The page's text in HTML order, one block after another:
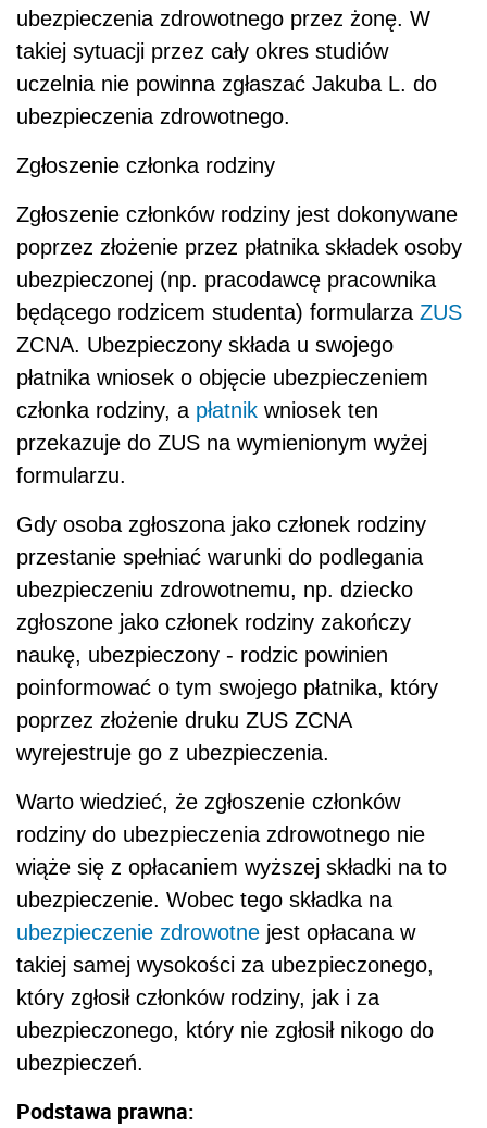
ubezpieczenia zdrowotnego przez żonę. W
takiej sytuacji przez cały okres studiów
uczelnia nie powinna zgłaszać Jakuba L. do
ubezpieczenia zdrowotnego.
Zgłoszenie członka rodziny
Zgłoszenie członków rodziny jest dokonywane
poprzez złożenie przez płatnika składek osoby
ubezpieczonej (np. pracodawcę pracownika
będącego rodzicem studenta) formularza ZUS
ZCNA. Ubezpieczony składa u swojego
płatnika wniosek o objęcie ubezpieczeniem
członka rodziny, a płatnik wniosek ten
przekazuje do ZUS na wymienionym wyżej
formularzu.
Gdy osoba zgłoszona jako członek rodziny
przestanie spełniać warunki do podlegania
ubezpieczeniu zdrowotnemu, np. dziecko
zgłoszone jako członek rodziny zakończy
naukę, ubezpieczony - rodzic powinien
poinformować o tym swojego płatnika, który
poprzez złożenie druku ZUS ZCNA
wyrejestruje go z ubezpieczenia.
Warto wiedzieć, że zgłoszenie członków
rodziny do ubezpieczenia zdrowotnego nie
wiąże się z opłacaniem wyższej składki na to
ubezpieczenie. Wobec tego składka na
ubezpieczenie zdrowotne jest opłacana w
takiej samej wysokości za ubezpieczonego,
który zgłosił członków rodziny, jak i za
ubezpieczonego, który nie zgłosił nikogo do
ubezpieczeń.
Podstawa prawna: